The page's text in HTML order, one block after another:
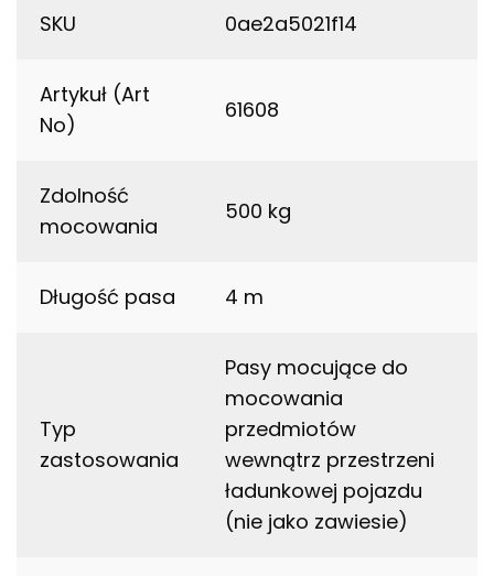
SKU 0ae2a5021f14
Artykuł (Art
No)
61608
Zdolność
mocowania
500 kg
Długość pasa 4 m
Typ
zastosowania
Pasy mocujące do
mocowania
przedmiotów
wewnątrz przestrzeni
ładunkowej pojazdu
(nie jako zawiesie)